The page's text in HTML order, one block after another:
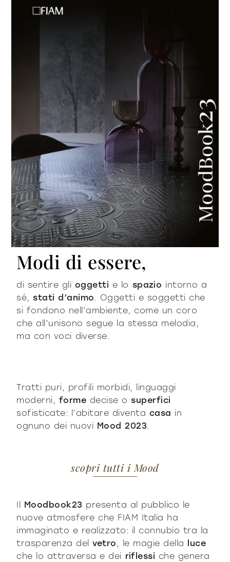
Modi di essere,
di sentire gli oggetti e lo spazio intorno a
sé,stati d’animo. Oggetti e soggetti che
si fondono nell’ambiente, come un coro
che all’unisono segue la stessa melodia,
ma con voci diverse.
Tratti puri, profili morbidi, linguaggi
moderni, forme decise osuperfici
sofisticate: l’abitare diventa casa in
ognuno dei nuovi Mood 2023.
scopri tutti i Mood
Moodbook23 presenta al pubblico le
nuove atmosfere che FIAM Italia ha
immaginato e realizzato: il connubio tra la
trasparenza delvetro , le magie della
luce
che lo attraversa e dei riflessi che genera